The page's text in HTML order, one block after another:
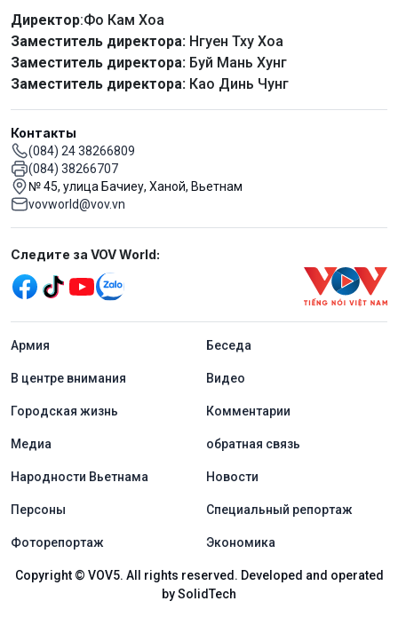
Директор:Фо Кам Хоа
Заместитель директора: Нгуен Тху Хоа
Заместитель директора: Буй Мань Хунг
Заместитель директора: Као Динь Чунг
Контакты
(084) 24 38266809
(084) 38266707
№ 45, улица Бачиеу, Ханой, Вьетнам
vovworld@vov.vn
Mạng xã hội
Следите за VOV World:
menu footer tiếng Nga
Aрмия Беседа
В центре внимания Видео
Городская жизнь Комментарии
Медиа обратная связь
Народности Вьетнама Новости
Персоны Специальный репортаж
Фоторепортаж Экономика
Copyright © VOV5. All rights reserved. Developed and operated
by SolidTech